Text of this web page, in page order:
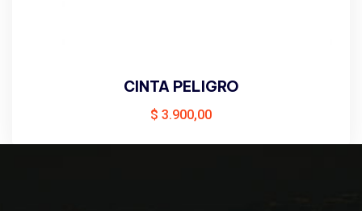
CINTA PELIGRO
$ 3.900,00